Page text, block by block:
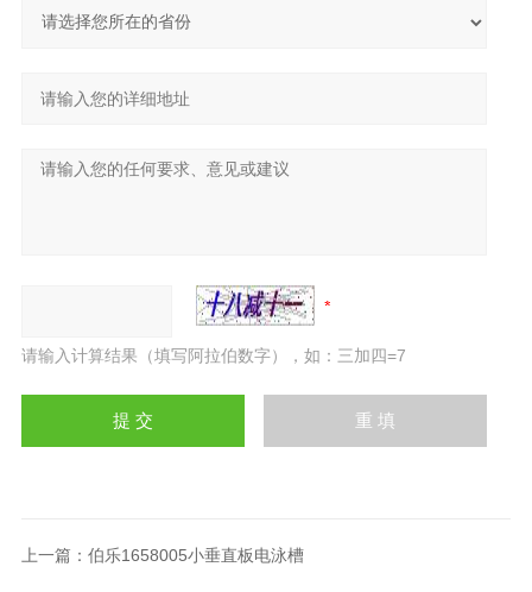
请输入计算结果（填写阿拉伯数字），如：三加四=7
上一篇： 伯乐1658005小垂直板电泳槽